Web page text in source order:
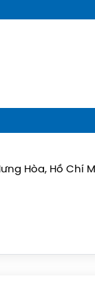
Hòa, Hồ Chí